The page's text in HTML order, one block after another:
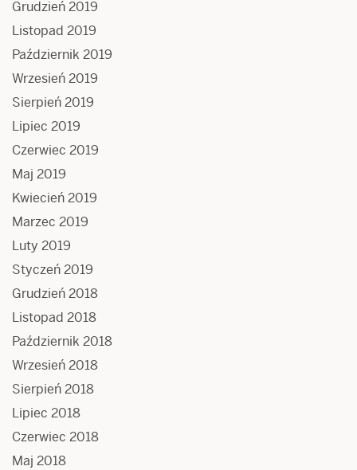
Grudzień 2019
Listopad 2019
Październik 2019
Wrzesień 2019
Sierpień 2019
Lipiec 2019
Czerwiec 2019
Maj 2019
Kwiecień 2019
Marzec 2019
Luty 2019
Styczeń 2019
Grudzień 2018
Listopad 2018
Październik 2018
Wrzesień 2018
Sierpień 2018
Lipiec 2018
Czerwiec 2018
Maj 2018